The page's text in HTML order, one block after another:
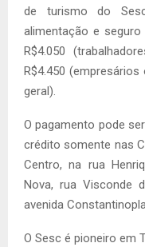
de turismo do
alimentação e
R$4.050
R$4.450
geral).
O pagamento pode
crédito somente nas
Centro, na rua
Nova, rua Visconde
avenida
O Sesc é pioneiro em